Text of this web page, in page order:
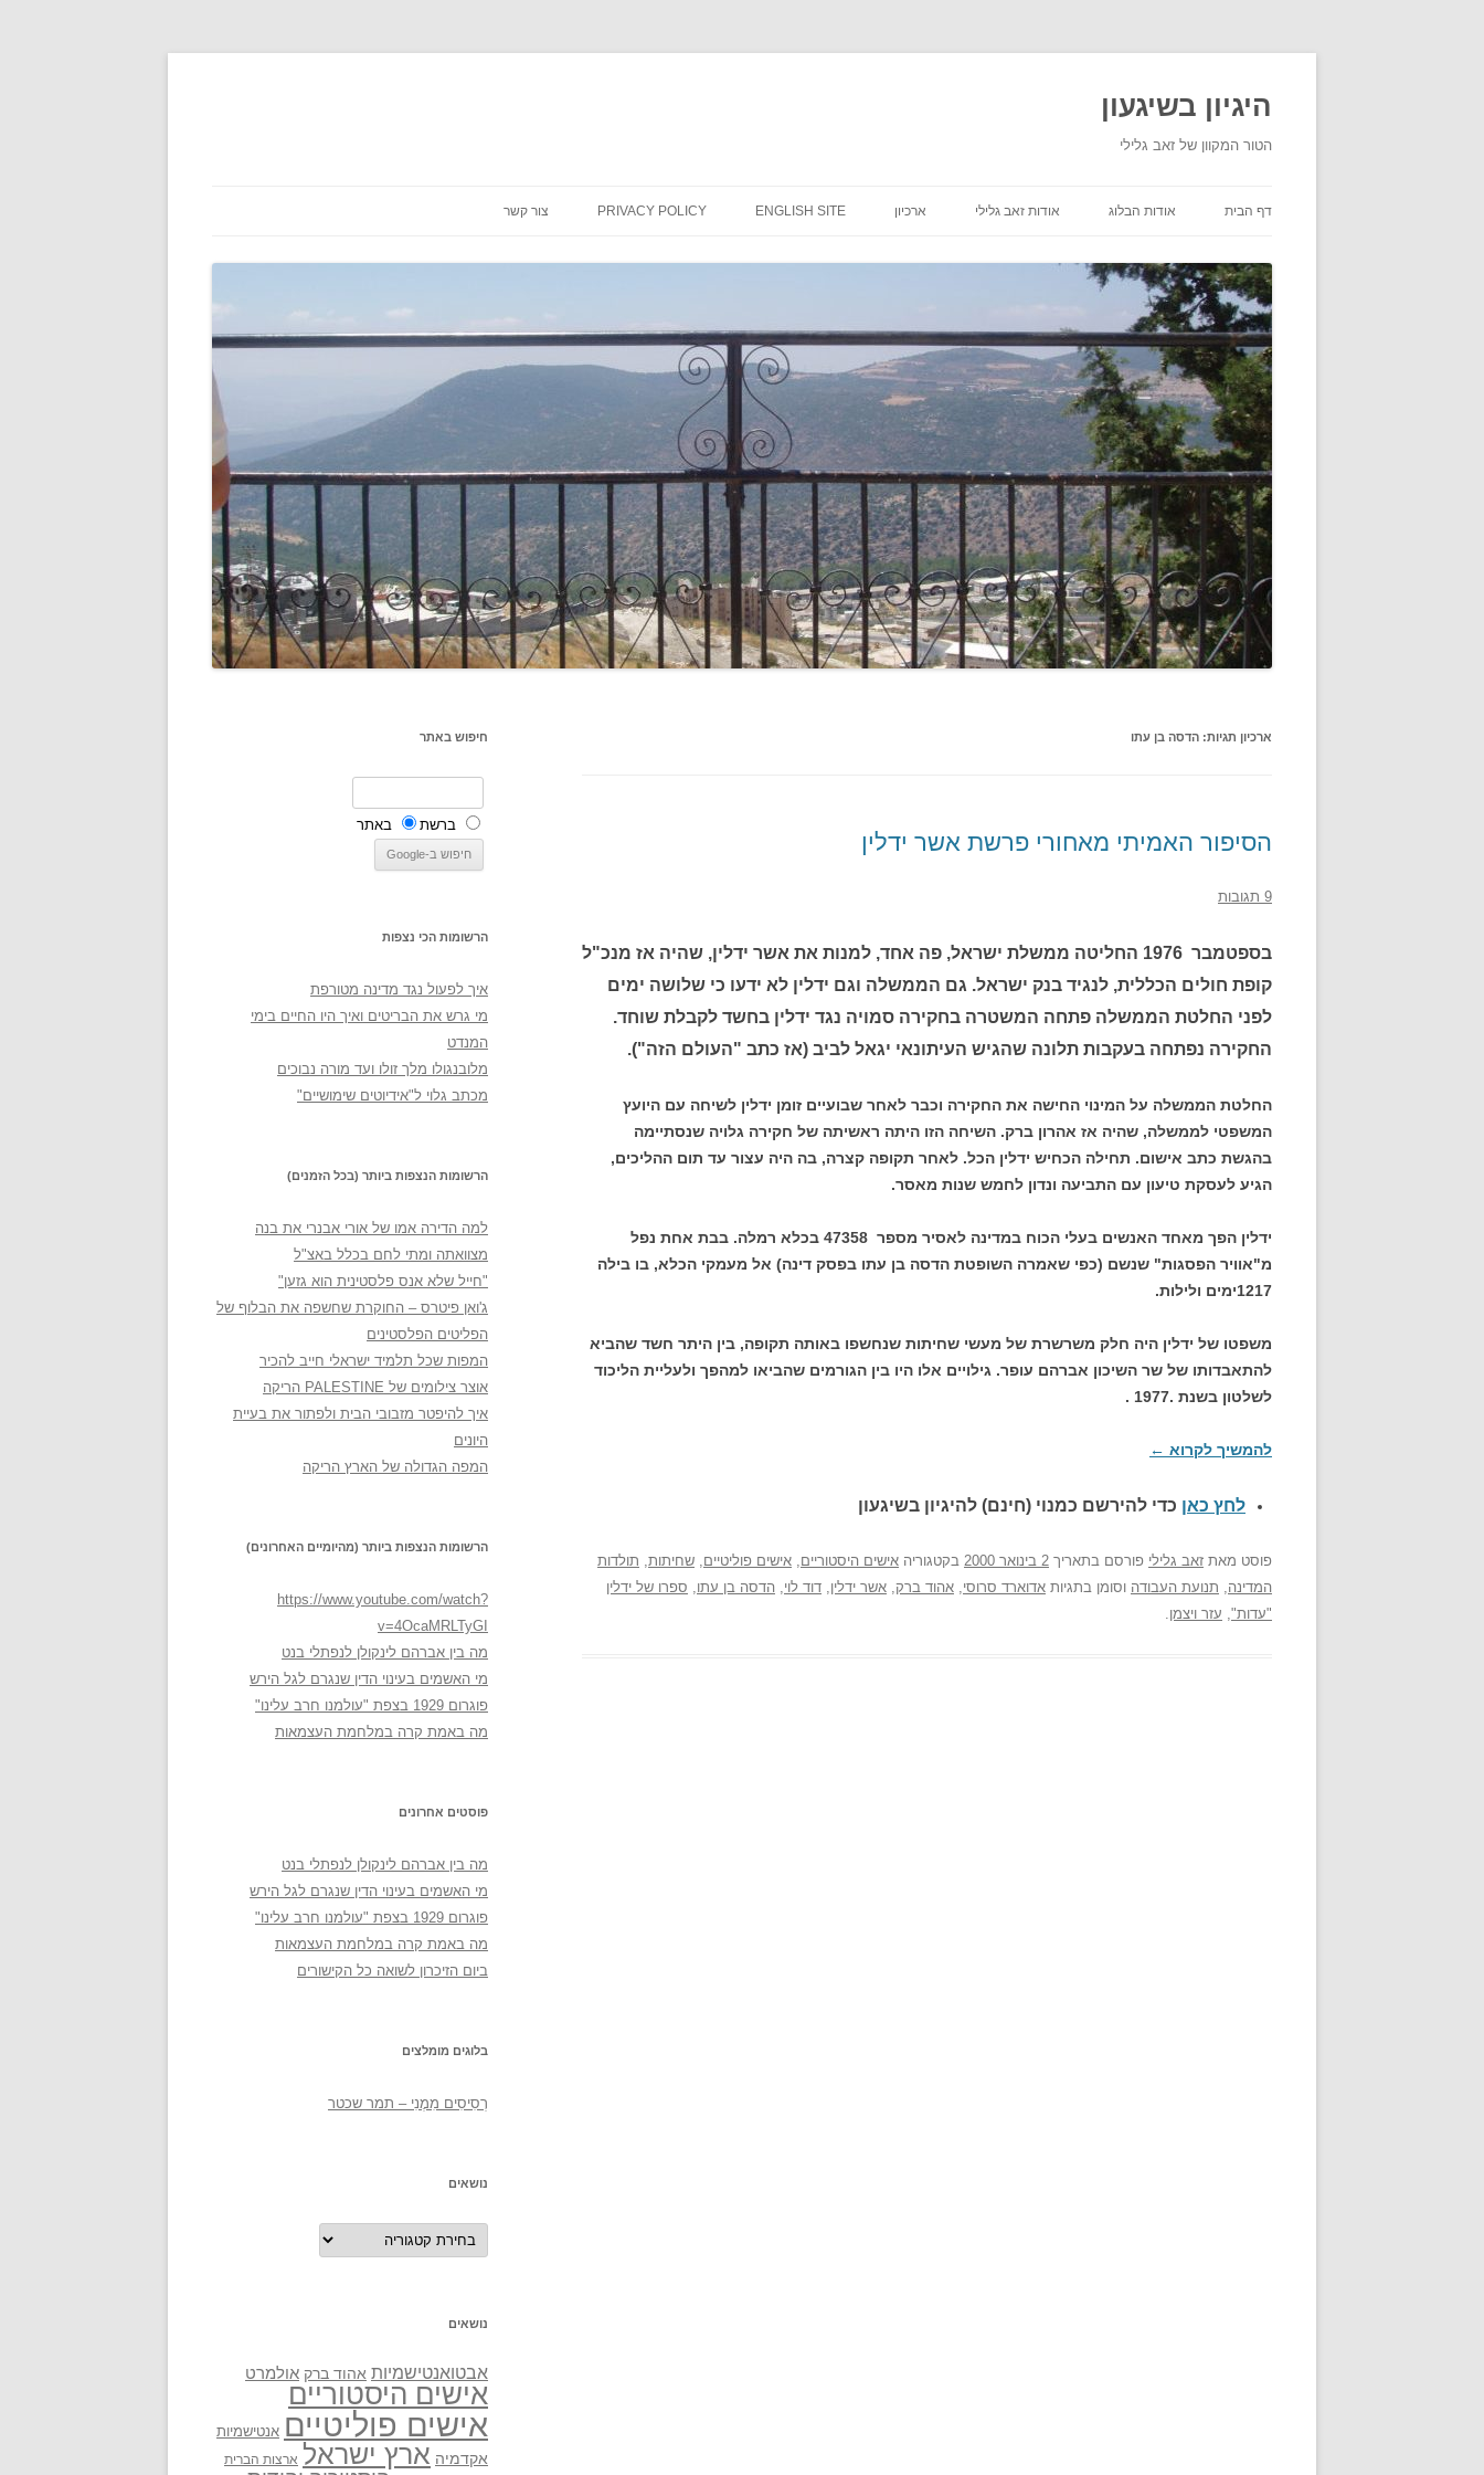
היגיון בשיגעון
הטור המקוון של זאב גלילי
דף הבית אודות הבלוג אודות זאב גלילי ארכיון ENGLISH SITE
PRIVACY POLICY צור קשר
ארכיון תגיות: הדסה בן עתו
הסיפור האמיתי מאחורי פרשת אשר ידלין
9 תגובות
בספטמבר 1976 החליטה ממשלת ישראל, פה אחד, למנות את אשר ידלין, שהיה אז מנכ"ל
קופת חולים הכללית, לנגיד בנק ישראל. גם הממשלה וגם ידלין לא ידעו כי שלושה ימים
לפני החלטת הממשלה פתחה המשטרה בחקירה סמויה נגד ידלין בחשד לקבלת שוחד.
החקירה נפתחה בעקבות תלונה שהגיש העיתונאי יגאל לביב (אז כתב "העולם הזה").
החלטת הממשלה על המינוי החישה את החקירה וכבר לאחר שבועיים זומן ידלין לשיחה עם היועץ
המשפטי לממשלה, שהיה אז אהרון ברק. השיחה הזו היתה ראשיתה של חקירה גלויה שנסתיימה
בהגשת כתב אישום. תחילה הכחיש ידלין הכל. לאחר תקופה קצרה, בה היה עצור עד תום ההליכים,
הגיע לעסקת טיעון עם התביעה ונדון לחמש שנות מאסר.
ידלין הפך מאחד האנשים בעלי הכוח במדינה לאסיר מספר 47358 בכלא רמלה. בבת אחת נפל
מ"אוויר הפסגות" שנשם (כפי שאמרה השופטת הדסה בן עתו בפסק דינה) אל מעמקי הכלא, בו בילה
1217ימים ולילות.
משפטו של ידלין היה חלק משרשרת של מעשי שחיתות שנחשפו באותה תקופה, בין היתר חשד שהביא
להתאבדותו של שר השיכון אברהם עופר. גילויים אלו היו בין הגורמים שהביאו למהפך ולעליית הליכוד
לשלטון בשנת .1977 .
להמשיך לקרוא ←
לחץ כאן כדי להירשם כמנוי (חינם) להיגיון בשיגעון
פוסט מאת זאב גלילי פורסם בתאריך 2 בינואר 2000 בקטגוריה אישים היסטוריים, אישים פוליטיים, שחיתות, תולדות
המדינה, תנועת העבודה וסומן בתגיות אדוארד סרוסי, אהוד ברק, אשר ידלין, דוד לוי, הדסה בן עתו, ספרו של ידלין
"עדות", עזר ויצמן.
חיפוש באתר
ברשת באתר
הרשומות הכי נצפות
איך לפעול נגד מדינה מטורפת
מי גרש את הבריטים ואיך היו החיים בימי
המנדט
מלובנגולו מלך זולו ועד מורה נבוכים
מכתב גלוי ל"אידיוטים שימושיים"
הרשומות הנצפות ביותר (בכל הזמנים)
למה הדירה אמו של אורי אבנרי את בנה
מצוואתה ומתי לחם בכלל באצ"ל
"חייל שלא אנס פלסטינית הוא גזען"
ג'ואן פיטרס – החוקרת שחשפה את הבלוף של
הפליטים הפלסטינים
המפות שכל תלמיד ישראלי חייב להכיר
אוצר צילומים של PALESTINE הריקה
איך להיפטר מזבובי הבית ולפתור את בעיית
היונים
המפה הגדולה של הארץ הריקה
הרשומות הנצפות ביותר (מהיומיים האחרונים)
https://www.youtube.com/watch?
v=4OcaMRLTyGI
מה בין אברהם לינקולן לנפתלי בנט
מי האשמים בעינוי הדין שנגרם לגל הירש
פוגרום 1929 בצפת "עולמנו חרב עלינו"
מה באמת קרה במלחמת העצמאות
פוסטים אחרונים
מה בין אברהם לינקולן לנפתלי בנט
מי האשמים בעינוי הדין שנגרם לגל הירש
פוגרום 1929 בצפת "עולמנו חרב עלינו"
מה באמת קרה במלחמת העצמאות
ביום הזיכרון לשואה כל הקישורים
בלוגים מומלצים
רְסִיסִים מִמֶנִי – תמר שכטר
נושאים
נושאים
נושאים
אבטואנטישמיות אהוד ברק אולמרט
אישים היסטוריים
אישים פוליטיים אנטישמיות
אקדמיה ארץ ישראל ארצות הברית